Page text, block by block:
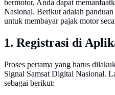
bermotor, Anda dapat
Nasional. Berikut adalah
untuk membayar pajak motor
1. Registrasi di
Proses pertama yang harus
Signal Samsat Digital Nasional.
sebagai berikut: